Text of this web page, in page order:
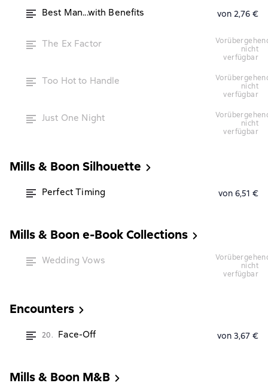
Best Man...with Benefits von 2,76 €
The Ex Factor
vorübergehend
nicht
verfügbar
Too Hot to Handle
vorübergehend
nicht
verfügbar
Just One Night
vorübergehend
nicht
verfügbar
Mills & Boon Silhouette
Perfect Timing von 6,51 €
Mills & Boon e-Book Collections
Wedding Vows
vorübergehend
nicht
verfügbar
Encounters
20. Face-Off von 3,67 €
Mills & Boon M&B